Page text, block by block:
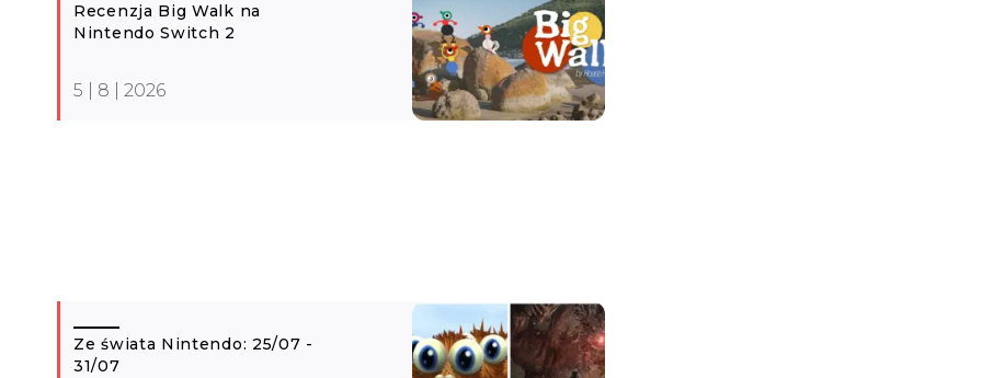
Recenzja Big Walk na
Nintendo Switch 2
5 | 8 | 2026
Ze świata Nintendo: 25/07 -
31/07